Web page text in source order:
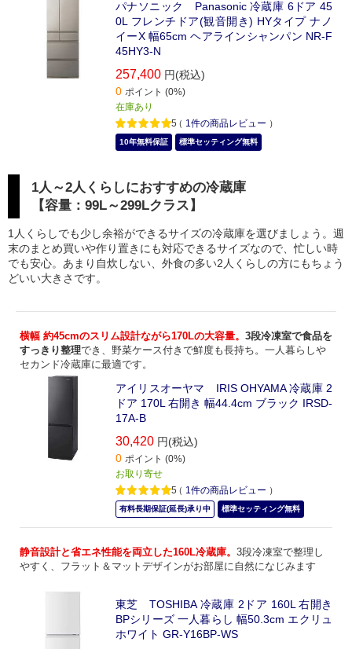
パナソニック Panasonic 冷蔵庫 6ドア 45
0L フレンチドア(観音開き) HYタイプ ナノ
イーX 幅65cm ヘアラインシャンパン NR-F
45HY3-N
257,400 円(税込)
0 ポイント (0%)
在庫あり
5（ 1件の商品レビュー ）
10年無料保証 標準セッティング無料
1人～2人くらしにおすすめの冷蔵庫
【容量：99L～299Lクラス】
1人くらしでも少し余裕ができるサイズの冷蔵庫を選びましょう。週
末のまとめ買いや作り置きにも対応できるサイズなので、忙しい時
でも安心。あまり自炊しない、外食の多い2人くらしの方にもちょう
どいい大きさです。
横幅 約45cmのスリム設計ながら170Lの大容量。 3段冷凍室で食品を
すっきり整理でき、野菜ケース付きで鮮度も長持ち。一人暮らしや
セカンド冷蔵庫に最適です。
アイリスオーヤマ IRIS OHYAMA 冷蔵庫 2
ドア 170L 右開き 幅44.4cm ブラック IRSD-
17A-B
30,420 円(税込)
0 ポイント (0%)
お取り寄せ
5（ 1件の商品レビュー ）
有料長期保証(延長)承り中 標準セッティング無料
静音設計と省エネ性能を両立した160L冷蔵庫。 3段冷凍室で整理し
やすく、フラット＆マットデザインがお部屋に自然になじみます
東芝 TOSHIBA 冷蔵庫 2ドア 160L 右開き
BPシリーズ 一人暮らし 幅50.3cm エクリュ
ホワイト GR-Y16BP-WS